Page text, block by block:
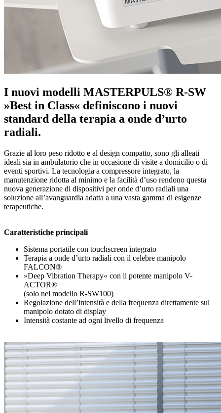
I nuovi modelli MASTERPULS® R-SW
»Best in Class« definiscono i nuovi
standard della terapia a onde d’urto
radiali.
Grazie al loro peso ridotto e al design compatto, sono gli alleati
ideali sia in ambulatorio che in occasione di visite a domicilio o di
eventi sportivi. La tecnologia a compressore integrato, la
manutenzione ridotta al minimo e la facilità d’uso rendono questa
nuova generazione di dispositivi per onde d’urto radiali una
soluzione all’avanguardia adatta a una vasta gamma di esigenze
terapeutiche.
Caratteristiche principali
Sistema portatile con touchscreen integrato
Terapia a onde d’urto radiali con il celebre manipolo
FALCON®
»Deep Vibration Therapy« con il potente manipolo V-
ACTOR®
(solo nel modello R-SW100)
Regolazione dell’intensità e della frequenza direttamente sul
manipolo dotato di display
Intensità costante ad ogni livello di frequenza